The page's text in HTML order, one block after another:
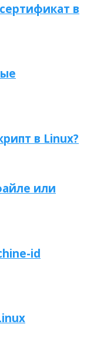
в
в Linux?
или
id